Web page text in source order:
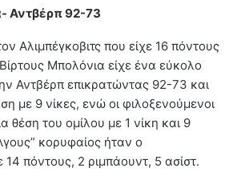
Αντβέρπ 92-73
Αλιμπέγκοβιτς που είχε 16 πόντους
Μπολόνια είχε ένα εύκολο
Αντβέρπ επικρατώντας 92-73 και
με 9 νίκες, ενώ οι φιλοξενούμενοι
θέση του ομίλου με 1 νίκη και 9
κορυφαίος ήταν ο
πόντους, 2 ριμπάουντ, 5 ασίστ.